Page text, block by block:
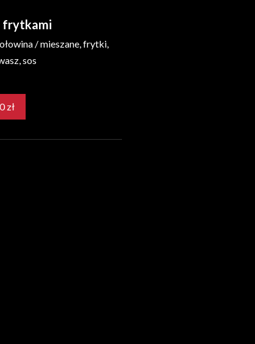
frytkami
/ mieszane, frytki,
sos